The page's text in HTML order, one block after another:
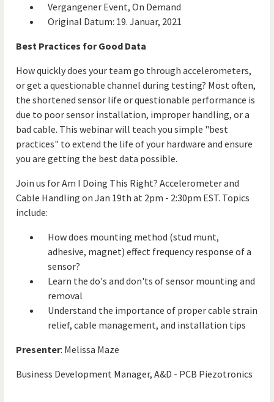
Vergangener Event, On Demand
Original Datum: 19. Januar, 2021
Best Practices for Good Data
How quickly does your team go through accelerometers,
or get a questionable channel during testing? Most often,
the shortened sensor life or questionable performance is
due to poor sensor installation, improper handling, or a
bad cable. This webinar will teach you simple "best
practices" to extend the life of your hardware and ensure
you are getting the best data possible.
Join us for Am I Doing This Right? Accelerometer and
Cable Handling on Jan 19th at 2pm - 2:30pm EST. Topics
include:
How does mounting method (stud munt,
adhesive, magnet) effect frequency response of a
sensor?
Learn the do's and don'ts of sensor mounting and
removal
Understand the importance of proper cable strain
relief, cable management, and installation tips
Presenter: Melissa Maze
Business Development Manager, A&D - PCB Piezotronics